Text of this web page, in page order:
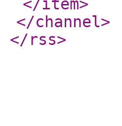
</item>
</channel>
</rss>